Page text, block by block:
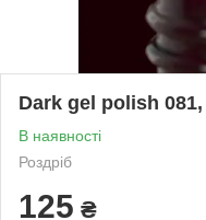
Dark gel polish
В наявності
Роздріб
125 ₴